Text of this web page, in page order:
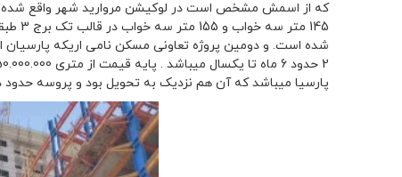
شده است. و دومین پروژه تعاونی مسکن نامی اریکه پارسیان
2 حدود 6 ماه تا یکسال میباشد . پایه قیمت از متری 50.000.000 تومان به بالا میباشد
پارسیا میباشد که آن هم نزدیک به تحویل بود و پروسه حدود